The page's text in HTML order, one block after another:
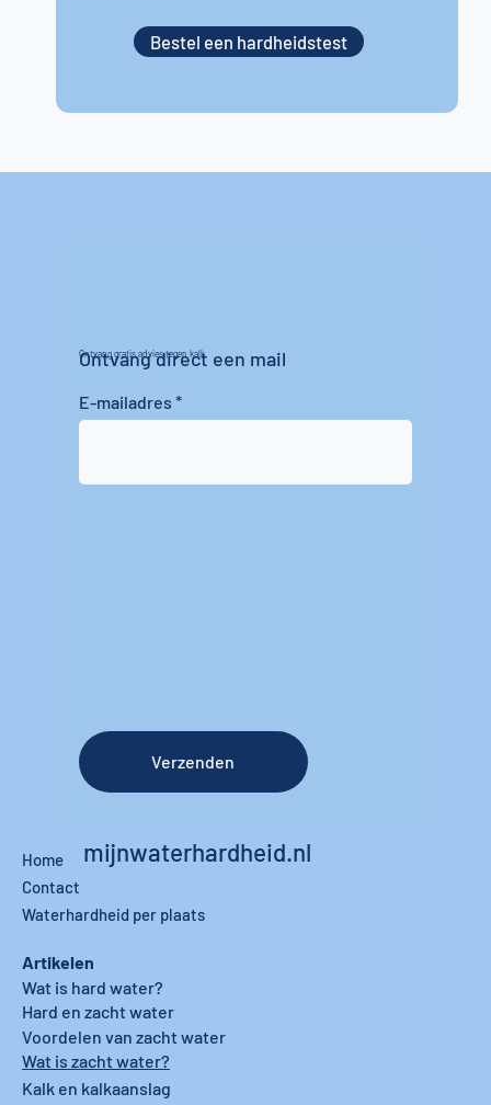
Bestel een hardheidstest
Ontvang gratis advies tegen kalk
Ontvang direct een mail
E-mailadres
Verzenden
mijnwaterhardheid.nl
Home
Contact
Waterhardheid per plaats
Artikelen
Wat is hard water?
Hard en zacht water
Wat is zacht water?
Voordelen van zacht water
Kalk en kalkaanslag